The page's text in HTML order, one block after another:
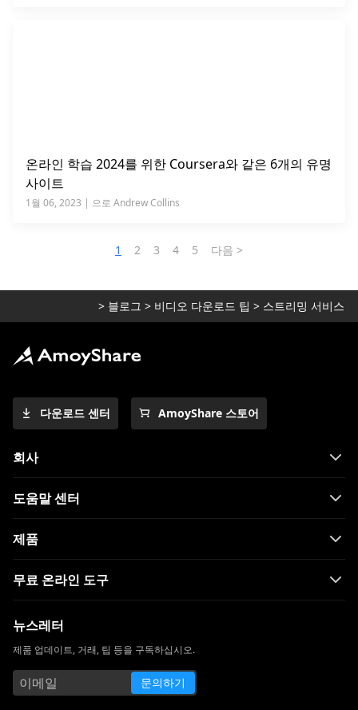
온라인 학습 2024를 위한 Coursera와 같은 6개의 유명
사이트
1월 06, 2023 | 으로 Andrew Collins
1 2 3 4 5 다음 >
> 블로그 > 비디오 다운로드 팁 > 스트리밍 서비스
다운로드 센터 AmoyShare 스토어
회사
도움말 센터
제품
무료 온라인 도구
뉴스레터
제품 업데이트, 거래, 팁 등을 구독하십시오.
문의하기